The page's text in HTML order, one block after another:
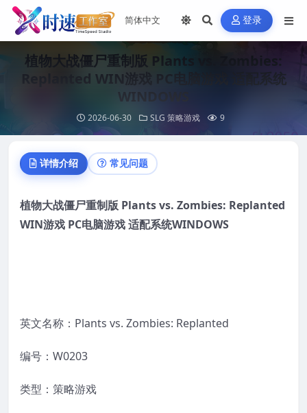
登录
植物大战僵尸重制版 Plants vs. Zombies:
Replanted WIN游戏 PC电脑游戏 适配系统
WINDOWS
2026-06-30 SLG 策略游戏 9
详情介绍 常见问题
植物大战僵尸重制版 Plants vs. Zombies: Replanted
WIN游戏 PC电脑游戏适配系统WINDOWS
英文名称：Plants vs. Zombies: Replanted
编号：W0203
类型：策略游戏